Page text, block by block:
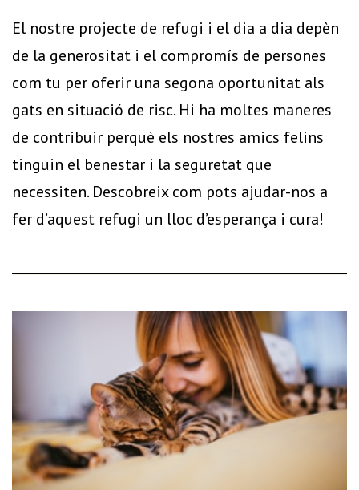
El nostre projecte de refugi i el dia a dia depèn
de la generositat i el compromís de persones
com tu per oferir una segona oportunitat als
gats en situació de risc. Hi ha moltes maneres
de contribuir perquè els nostres amics felins
tinguin el benestar i la seguretat que
necessiten. Descobreix com pots ajudar-nos a
fer d’aquest refugi un lloc d’esperança i cura!